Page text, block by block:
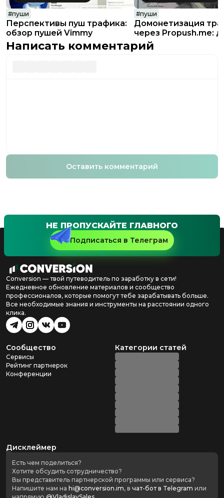
#пуши
Перспективы пуш трафика:
обзор пушей Vimmy
#пуши
Домонетизация
через Propush.me:
профиту
Написать комментарий
Оставить комментарий
НЕ ПРОПУСКАЙТЕ ГЛАВНОГО
Подписаться в Телеграм
Conversion — твой путеводитель по заработку в сети!
Ежедневное обновление материалов и сообщество
профессионалов, которые помогут тебе зарабатывать больше.
Все необходимые знания и инструменты на расстоянии одного
клика.
Сообщество
Сервисы
Рейтинг партнерок
Конференции
Категории статей
Дисклеймер
Есть чем поделиться?
Хотите обсудить сотрудничество?
Вы представитель партнерской программы или сервиса?
Напишите нам на hi@conversion.im, в чат-бот в Telegram или